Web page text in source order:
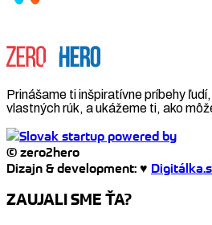
Prinášame ti inšpiratívne príbehy
vlastných rúk, a ukážeme ti, ako
© zero2hero
Dizajn & development: ♥
ZAUJALI SME ŤA?